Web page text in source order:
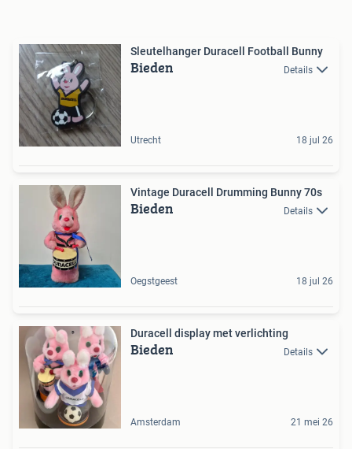
Sleutelhanger Duracell Football Bunny
Bieden Details
Utrecht 18 jul 26
Vintage Duracell Drumming Bunny 70s
Bieden Details
Oegstgeest 18 jul 26
Duracell display met verlichting
Bieden Details
Amsterdam 21 mei 26